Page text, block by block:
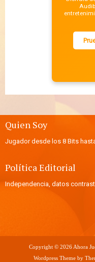
Quien Soy
Jugador desde los 8 Bits
Política Editorial
Independencia, datos
Copyright © 2026 Ahora
Wordpress Theme by